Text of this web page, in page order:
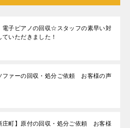
電子ピアノの回収☆スタッフの素早い対
ていただきました！
ファーの回収・処分ご依頼 お客様の声
庄町】原付の回収・処分ご依頼 お客様